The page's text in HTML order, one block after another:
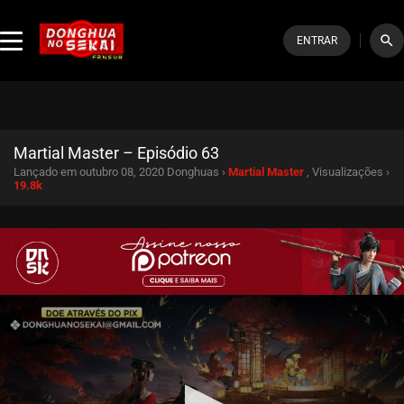
ENTRAR search
Martial Master – Episódio 63
Lançado em outubro 08, 2020 Donghuas › Martial Master , Visualizações ›
19.8k